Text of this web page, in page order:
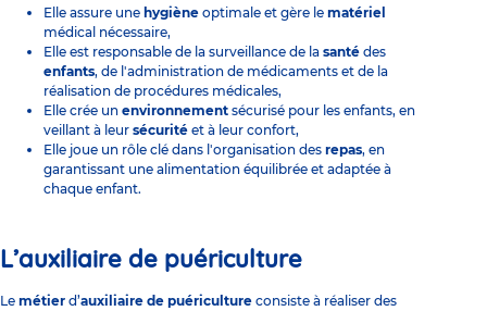
Elle assure une hygiène optimale et gère le matériel
médical nécessaire,
Elle est responsable de la surveillance de la santé des
enfants, de l'administration de médicaments et de la
réalisation de procédures médicales,
Elle crée un environnement sécurisé pour les enfants, en
veillant à leur sécurité et à leur confort,
Elle joue un rôle clé dans l'organisation des repas, en
garantissant une alimentation équilibrée et adaptée à
chaque enfant.
L’auxiliaire de puériculture
Le métier d’auxiliaire de puériculture consiste à réaliser des